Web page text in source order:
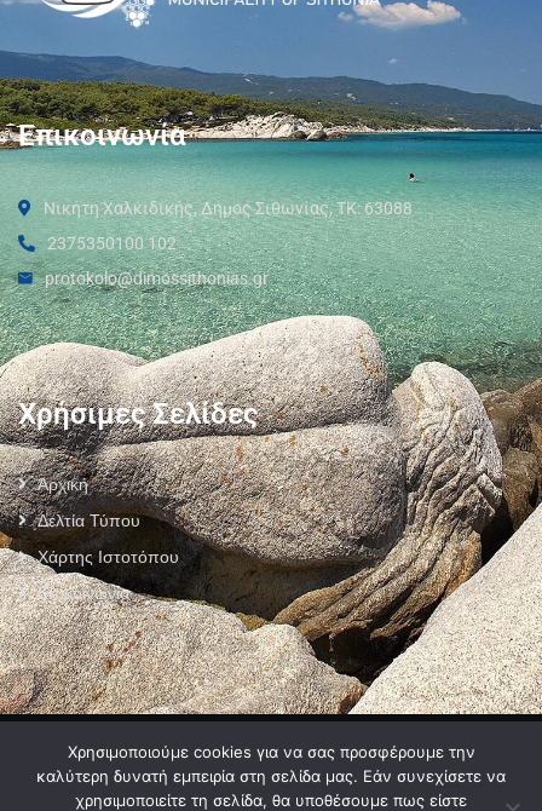
Επικοινωνία
Νικήτη Χαλκιδικής, Δήμος Σιθωνίας, ΤΚ: 63088
2375350100 102
protokolo@dimossithonias.gr
Χρήσιμες Σελίδες
Αρχική
Δελτία Τύπου
Χάρτης Ιστοτόπου
Επικοινωνία
Όροι Χρήσης
Χρησιμοποιούμε cookies για να σας προσφέρουμε την
καλύτερη δυνατή εμπειρία στη σελίδα μας. Εάν συνεχίσετε να
χρησιμοποιείτε τη σελίδα, θα υποθέσουμε πως είστε